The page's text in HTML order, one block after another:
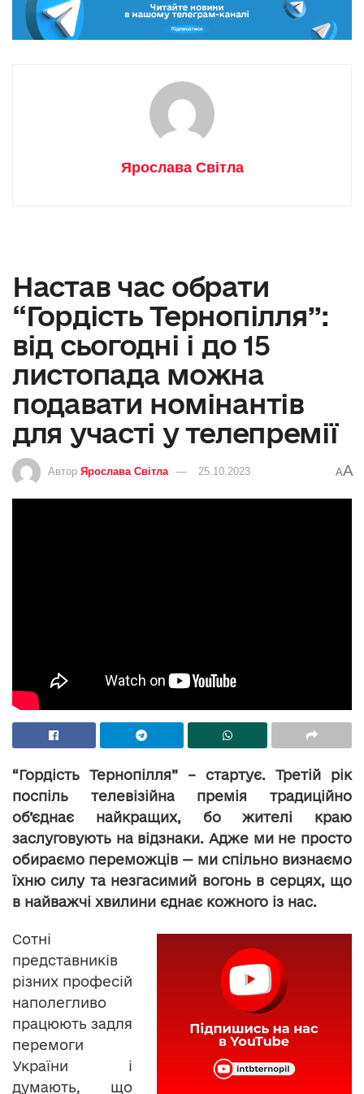
Ярослава Світла
Настав час обрати
“Гордість Тернопілля”:
від сьогодні і до 15
листопада можна
подавати номінантів
для участі у телепремії
Автор Ярослава Світла 25.10.2023 AA
“Гордість Тернопілля” – стартує. Третій рік
поспіль телевізійна премія традиційно
об’єднає найкращих, бо жителі краю
заслуговують на відзнаки. Адже ми не просто
обираємо переможців — ми спільно визнаємо
їхню силу та незгасимий вогонь в серцях, що
в найважчі хвилини єднає кожного із нас.
Сотні
представників
різних професій
наполегливо
працюють задля
перемоги
України і
думають, що